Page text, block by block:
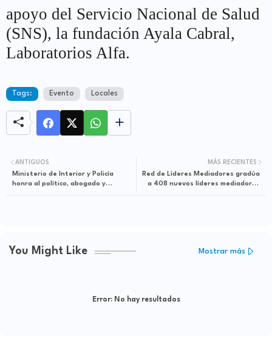
apoyo del Servicio Nacional de Salud
(SNS), la fundación Ayala Cabral,
Laboratorios Alfa.
Tags: Evento Locales
MÁS RECIENTES
Red de Líderes Mediadores gradúa
a 408 nuevos líderes mediadores
ANTIGUOS
Ministerio de Interior y Policía
honra al político, abogado y
You Might Like Mostrar más
Error:No hay resultados